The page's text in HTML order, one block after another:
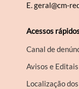
E.geral@cm-
Acessos
Canal de
Avisos e Editais
Localização